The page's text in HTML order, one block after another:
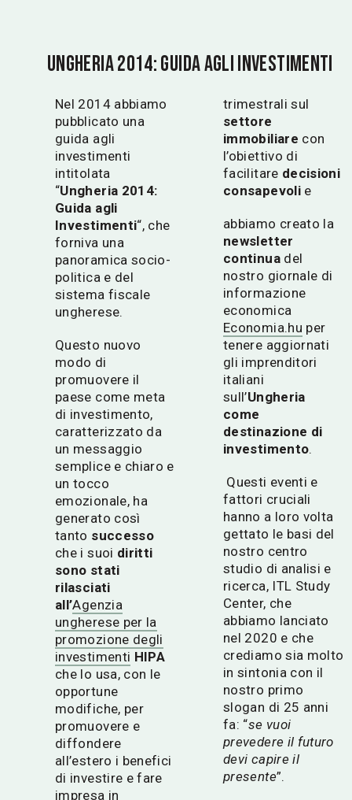
Ungheria 2014:Guida agli Investimenti
Nel 2014 abbiamo
pubblicato una
guida agli
investimenti
intitolata
“Ungheria 2014:
Guida agli
Investimenti“, che
forniva una
panoramica socio-
politica e del
sistema fiscale
ungherese.
Questo nuovo
modo di
promuovere il
paese come meta
di investimento,
caratterizzato da
un messaggio
semplice e chiaro e
un tocco
emozionale, ha
generato così
tanto successo
che i suoi diritti
sono stati
rilasciati
all’Agenzia
ungherese per la
promozione degli
investimenti HIPA
che lo usa, con le
opportune
modifiche, per
promuovere e
diffondere
all’estero i benefici
di investire e fare
impresa in
trimestrali sul
settore
immobiliare con
l’obiettivo di
facilitare decisioni
consapevolie
abbiamo creato la
newsletter
continua del
nostro giornale di
informazione
economica
Economia.hu per
tenere aggiornati
gli imprenditori
italiani
sull’Ungheria
come
destinazione di
investimento.
Questi eventi e
fattori cruciali
hanno a loro volta
gettato le basi del
nostro centro
studio di analisi e
ricerca, ITL Study
Center, che
abbiamo lanciato
nel 2020 e che
crediamo sia molto
in sintonia con il
nostro primo
slogan di 25 anni
fa: “se vuoi
prevedere il futuro
devi capire il
presente”.